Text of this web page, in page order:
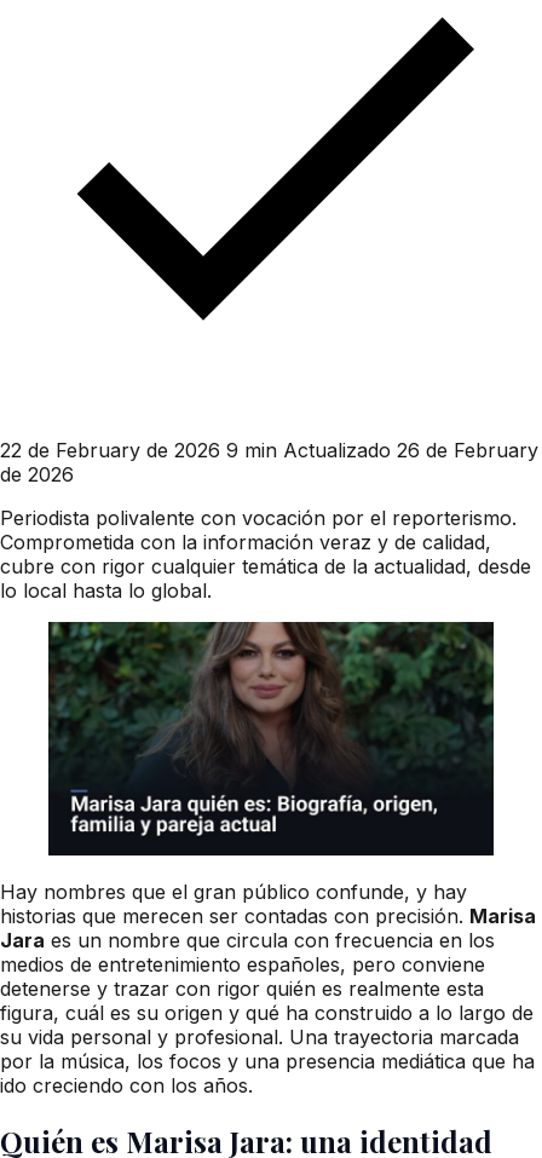
22 de February de 2026 9 min Actualizado 26 de February
de 2026
Periodista polivalente con vocación por el reporterismo.
Comprometida con la información veraz y de calidad,
cubre con rigor cualquier temática de la actualidad, desde
lo local hasta lo global.
Hay nombres que el gran público confunde, y hay
historias que merecen ser contadas con precisión. Marisa
Jara es un nombre que circula con frecuencia en los
medios de entretenimiento españoles, pero conviene
detenerse y trazar con rigor quién es realmente esta
figura, cuál es su origen y qué ha construido a lo largo de
su vida personal y profesional. Una trayectoria marcada
por la música, los focos y una presencia mediática que ha
ido creciendo con los años.
Quién es Marisa Jara: una identidad